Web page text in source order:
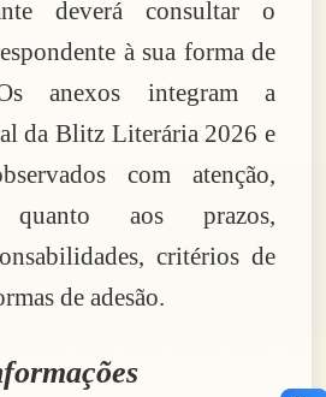
deverá consultar o
à sua forma de
anexos integram a
da Blitz Literária 2026 e
com atenção,
quanto aos prazos,
critérios de
de adesão.